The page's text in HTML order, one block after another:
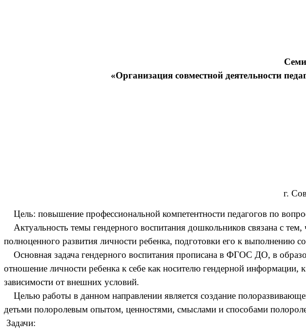
«Организация совместной деятельности
г.
Цель: повышение профессиональной компетентности педагогов по
Актуальность темы гендерного воспитания дошкольников связана с
полноценного развития личности ребенка, подготовки его к
Основная задача гендерного воспитания прописана в ФГОС ДО, в
отношение личности ребенка к себе как носителю гендерной
зависимости от внешних условий.
Целью работы в данном направлении является создание
детьми полоролевым опытом, ценностями, смыслами и способами
Задачи: